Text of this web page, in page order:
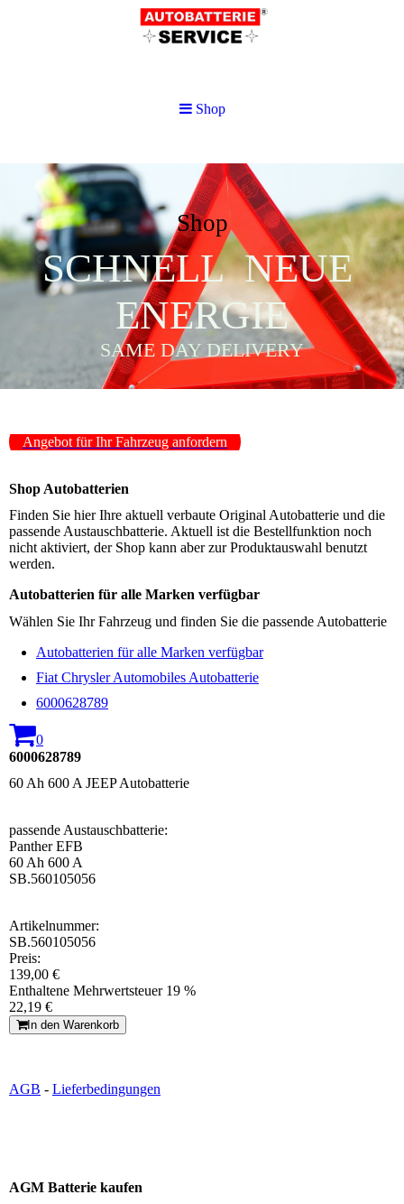
Shop
SCHNELL NEUE
ENERGIE
SAME DAY DELIVERY
Angebot für Ihr Fahrzeug anfordern
Shop Autobatterien
Finden Sie hier Ihre aktuell verbaute Original Autobatterie und die
passende Austauschbatterie. Aktuell ist die Bestellfunktion noch
nicht aktiviert, der Shop kann aber zur Produktauswahl benutzt
werden.
Autobatterien für alle Marken verfügbar
Wählen Sie Ihr Fahrzeug und finden Sie die passende Autobatterie
Autobatterien für alle Marken verfügbar
Fiat Chrysler Automobiles Autobatterie
6000628789
0
6000628789
60 Ah 600 A JEEP Autobatterie
passende Austauschbatterie:
Panther EFB
60 Ah 600 A
SB.560105056
Artikelnummer:
SB.560105056
Preis:
139,00 €
Enthaltene Mehrwertsteuer 19 %
22,19 €
In den Warenkorb
AGB - Lieferbedingungen
AGM Batterie kaufen
Shop